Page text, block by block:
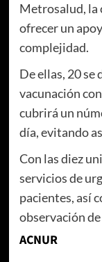
Metrosalud, la
ofrecer un
complejidad.
De ellas, 20 se
vacunación
cubrirá un
día, evitando
Con las diez
servicios de
pacientes, así
observación
ACNUR